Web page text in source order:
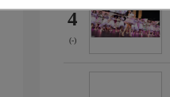
4
(-)